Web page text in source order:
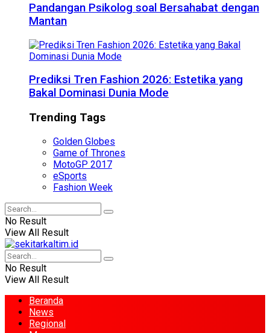
Pandangan Psikolog soal Bersahabat dengan
Mantan
Prediksi Tren Fashion 2026: Estetika yang
Bakal Dominasi Dunia Mode
Trending Tags
Golden Globes
Game of Thrones
MotoGP 2017
eSports
Fashion Week
No Result
View All Result
No Result
View All Result
Beranda
News
Regional